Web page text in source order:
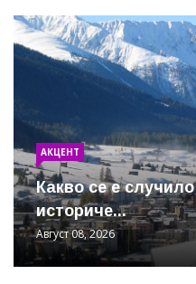
АКЦЕНТ
Какво се е
историче...
Август 08, 2026